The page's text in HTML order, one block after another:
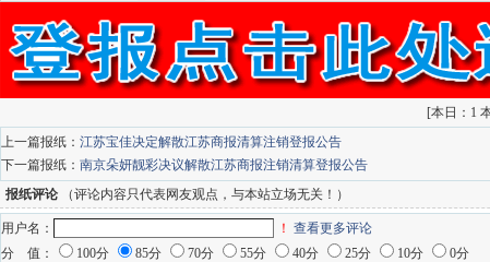
索
[本日：1
上一篇报纸： 江苏宝佳决定解散江苏商报清算注销登报公告
下一篇报纸： 南京朵妍靓彩决议解散江苏商报注销清算登报公告
报纸评论 （评论内容只代表网友观点，与本站立场无关！）
用户名： ！ 查看更多评论
分 值：
100分 85分 70分 55分 40分 25分 10分 0分